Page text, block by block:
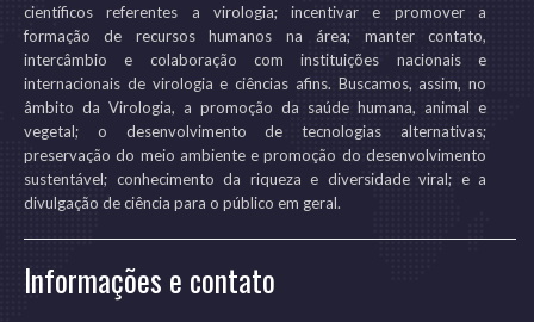
científicos referentes a virologia; incentivar e promover a
formação de recursos humanos na área; manter contato,
intercâmbio e colaboração com instituições nacionais e
internacionais de virologia e ciências afins. Buscamos, assim, no
âmbito da Virologia, a promoção da saúde humana, animal e
vegetal; o desenvolvimento de tecnologias alternativas;
preservação do meio ambiente e promoção do desenvolvimento
sustentável; conhecimento da riqueza e diversidade viral; e a
divulgação de ciência para o público em geral.
Informações e contato